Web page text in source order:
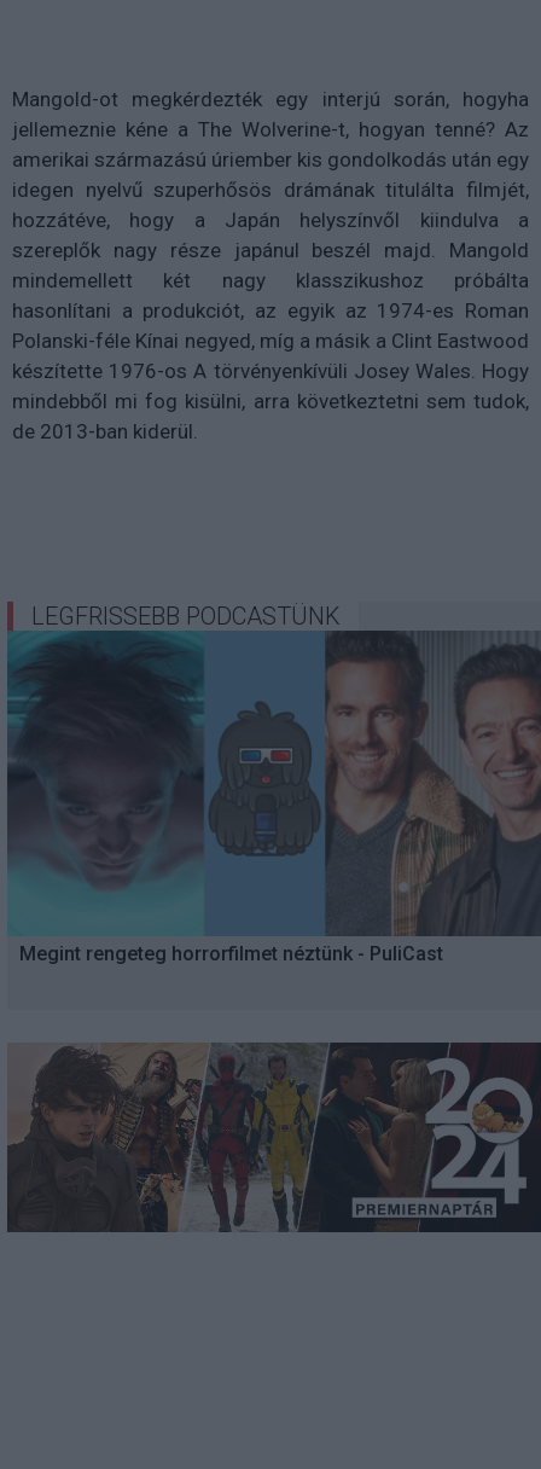
Mangold-ot megkérdezték egy interjú során, hogyha
jellemeznie kéne a The Wolverine-t, hogyan tenné? Az
amerikai származású úriember kis gondolkodás után egy
idegen nyelvű szuperhősös drámának titulálta filmjét,
hozzátéve, hogy a Japán helyszínvől kiindulva a
szereplők nagy része japánul beszél majd. Mangold
mindemellett két nagy klasszikushoz próbálta
hasonlítani a produkciót, az egyik az 1974-es Roman
Polanski-féle Kínai negyed, míg a másik a Clint Eastwood
készítette 1976-os A törvényenkívüli Josey Wales. Hogy
mindebből mi fog kisülni, arra következtetni sem tudok,
de 2013-ban kiderül.
LEGFRISSEBB PODCASTÜNK
Megint rengeteg horrorfilmet néztünk - PuliCast